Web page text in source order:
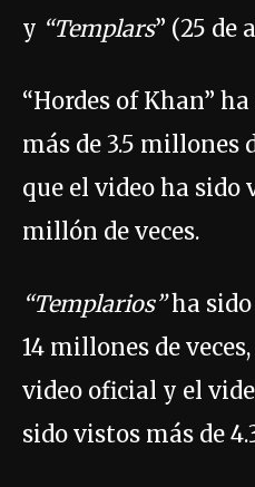
y “Templars” (25 de
“Hordes of Khan”
más de 3.5 millones
que el video ha sido
millón de veces.
“Templarios”ha sido
14 millones de
video oficial y el
sido vistos más de